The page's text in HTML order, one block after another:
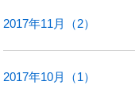
2017年11月（2）
2017年10月（1）